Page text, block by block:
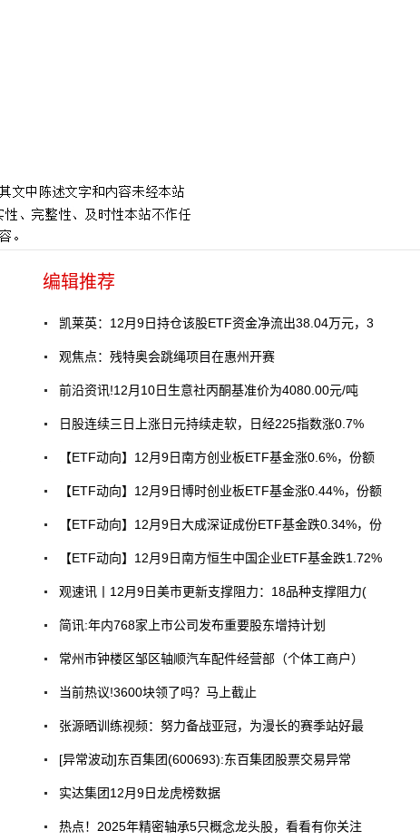
编辑推荐
凯莱英：12月9日持仓该股ETF资金净流出38.04万元，3
观焦点：残特奥会跳绳项目在惠州开赛
前沿资讯!12月10日生意社丙酮基准价为4080.00元/吨
日股连续三日上涨日元持续走软，日经225指数涨0.7%
【ETF动向】12月9日南方创业板ETF基金涨0.6%，份额
【ETF动向】12月9日博时创业板ETF基金涨0.44%，份额
【ETF动向】12月9日大成深证成份ETF基金跌0.34%，份
【ETF动向】12月9日南方恒生中国企业ETF基金跌1.72%
观速讯丨12月9日美市更新支撑阻力：18品种支撑阻力(
简讯:年内768家上市公司发布重要股东增持计划
常州市钟楼区邹区轴顺汽车配件经营部（个体工商户）
当前热议!3600块领了吗？马上截止
张源晒训练视频：努力备战亚冠，为漫长的赛季站好最
[异常波动]东百集团(600693):东百集团股票交易异常
实达集团12月9日龙虎榜数据
热点！2025年精密轴承5只概念龙头股，看看有你关注